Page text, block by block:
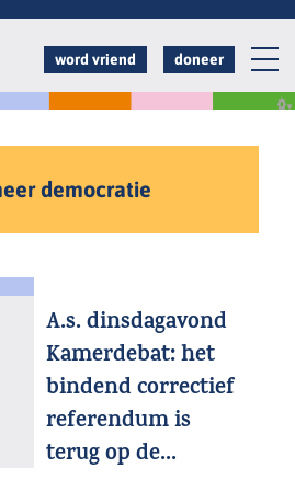
word vriend doneer
democratie
A.s. dinsdagavond
Kamerdebat: het
bindend correctief
referendum is
terug op de...